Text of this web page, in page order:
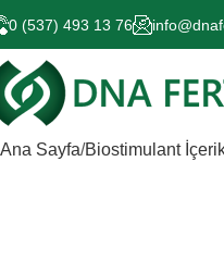
0 (537) 493 13 76
Ana Sayfa Biostimulant